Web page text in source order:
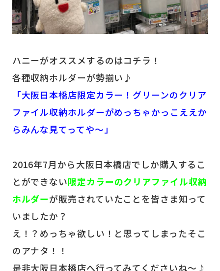
ハニーがオススメするのはコチラ！
各種収納ホルダーが勢揃い♪
「大阪日本橋店限定カラー！グリーンのクリア
ファイル収納ホルダーがめっちゃかっこええか
らみんな見てってや～」
2016年7月から大阪日本橋店でしか購入するこ
とができない限定カラーのクリアファイル収納
ホルダーが販売されていたことを皆さま知って
いましたか？
え！？めっちゃ欲しい！と思ってしまったそこ
のアナタ！！
是非大阪日本橋店へ行ってみてくださいね～♪